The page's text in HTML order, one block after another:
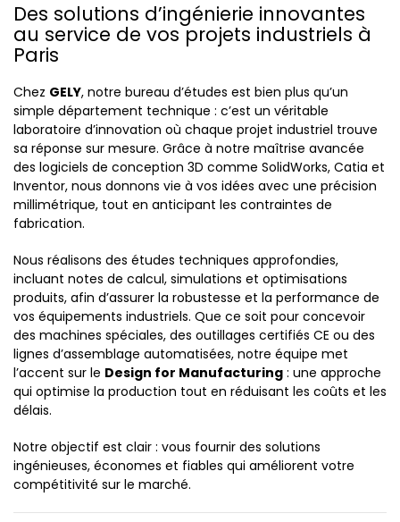
Des solutions d’ingénierie innovantes
au service de vos projets industriels à
Paris
Chez GELY, notre bureau d’études est bien plus qu’un
simple département technique : c’est un véritable
laboratoire d’innovation où chaque projet industriel trouve
sa réponse sur mesure. Grâce à notre maîtrise avancée
des logiciels de conception 3D comme SolidWorks, Catia et
Inventor, nous donnons vie à vos idées avec une précision
millimétrique, tout en anticipant les contraintes de
fabrication.
Nous réalisons des études techniques approfondies,
incluant notes de calcul, simulations et optimisations
produits, afin d’assurer la robustesse et la performance de
vos équipements industriels. Que ce soit pour concevoir
des machines spéciales, des outillages certifiés CE ou des
lignes d’assemblage automatisées, notre équipe met
l’accent sur le Design for Manufacturing : une approche
qui optimise la production tout en réduisant les coûts et les
délais.
Notre objectif est clair : vous fournir des solutions
ingénieuses, économes et fiables qui améliorent votre
compétitivité sur le marché.